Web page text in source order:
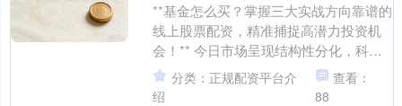
**基金怎么买？掌握三大实战方向靠谱的
线上股票配资，精准捕捉高潜力投资机
会！** 今日市场呈现结构性分化，科技
成长板块（如半导体、AI算力）受政策
与产业趋势驱动....
分类：正规配资平台介
绍
查看：
88